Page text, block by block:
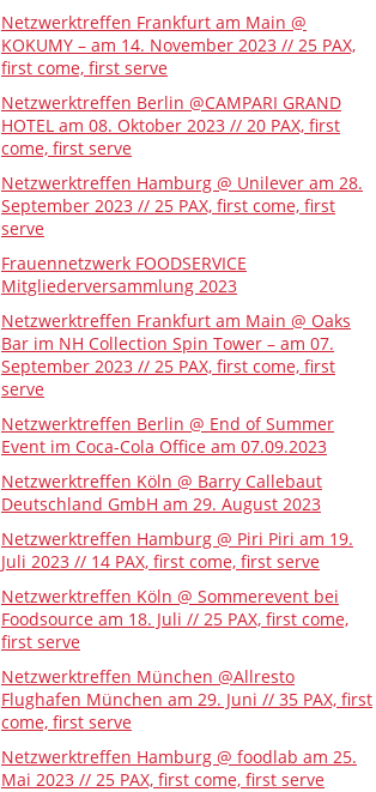
Netzwerktreffen Frankfurt am Main @
KOKUMY – am 14. November 2023 // 25 PAX,
first come, first serve
Netzwerktreffen Berlin @CAMPARI GRAND
HOTEL am 08. Oktober 2023 // 20 PAX, first
come, first serve
Netzwerktreffen Hamburg @ Unilever am 28.
September 2023 // 25 PAX, first come, first
serve
Frauennetzwerk FOODSERVICE
Mitgliederversammlung 2023
Netzwerktreffen Frankfurt am Main @ Oaks
Bar im NH Collection Spin Tower – am 07.
September 2023 // 25 PAX, first come, first
serve
Netzwerktreffen Berlin @ End of Summer
Event im Coca-Cola Office am 07.09.2023
Netzwerktreffen Köln @ Barry Callebaut
Deutschland GmbH am 29. August 2023
Netzwerktreffen Hamburg @ Piri Piri am 19.
Juli 2023 // 14 PAX, first come, first serve
Netzwerktreffen Köln @ Sommerevent bei
Foodsource am 18. Juli // 25 PAX, first come,
first serve
Netzwerktreffen München @Allresto
Flughafen München am 29. Juni // 35 PAX, first
come, first serve
Netzwerktreffen Hamburg @ foodlab am 25.
Mai 2023 // 25 PAX, first come, first serve